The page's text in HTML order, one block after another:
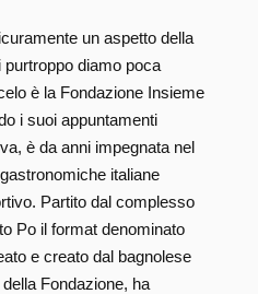
un aspetto della
diamo poca
è la Fondazione Insieme
i suoi appuntamenti
è da anni impegnata nel
italiane
Partito dal complesso
Po il format denominato
e creato dal bagnolese
Fondazione, ha